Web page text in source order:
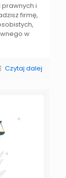
prawnych i
firmę,
w
Czytaj dalej